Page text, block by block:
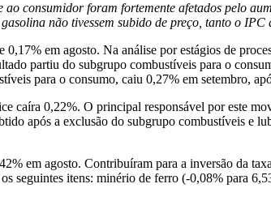
consumidor foram fortemente afetados pelo
não tivessem subido de preço, tanto o
em agosto. Na análise por estágios de
partiu do subgrupo combustíveis para o
para o consumo, caiu 0,27% em setembro,
caíra 0,22%. O principal responsável por este
após a exclusão do subgrupo combustíveis e
em agosto. Contribuíram para a inversão da
seguintes itens: minério de ferro (-0,08% para